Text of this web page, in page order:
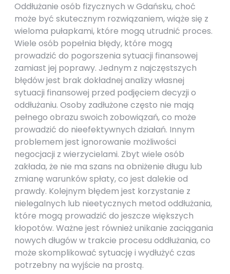
Oddłużanie osób fizycznych w Gdańsku, choć
może być skutecznym rozwiązaniem, wiąże się z
wieloma pułapkami, które mogą utrudnić proces.
Wiele osób popełnia błędy, które mogą
prowadzić do pogorszenia sytuacji finansowej
zamiast jej poprawy. Jednym z najczęstszych
błędów jest brak dokładnej analizy własnej
sytuacji finansowej przed podjęciem decyzji o
oddłużaniu. Osoby zadłużone często nie mają
pełnego obrazu swoich zobowiązań, co może
prowadzić do nieefektywnych działań. Innym
problemem jest ignorowanie możliwości
negocjacji z wierzycielami. Zbyt wiele osób
zakłada, że nie ma szans na obniżenie długu lub
zmianę warunków spłaty, co jest dalekie od
prawdy. Kolejnym błędem jest korzystanie z
nielegalnych lub nieetycznych metod oddłużania,
które mogą prowadzić do jeszcze większych
kłopotów. Ważne jest również unikanie zaciągania
nowych długów w trakcie procesu oddłużania, co
może skomplikować sytuację i wydłużyć czas
potrzebny na wyjście na prostą.